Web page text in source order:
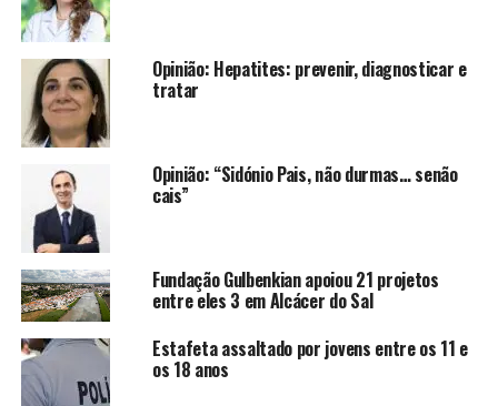
Opinião: Hepatites: prevenir, diagnosticar e
tratar
Opinião: “Sidónio Pais, não durmas… senão
cais”
Fundação Gulbenkian apoiou 21 projetos
entre eles 3 em Alcácer do Sal
Estafeta assaltado por jovens entre os 11 e
os 18 anos